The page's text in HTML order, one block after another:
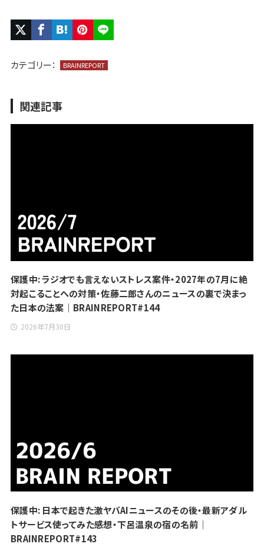
カテゴリー： BRAINREPORT
関連記事
保護中: ラジオでも言えないストレス案件・2027年の7月に絶
対起こることへの対策・佐藤二郎さんのニュースの裏で決まっ
た日本の法案｜BRAINREPORT#144
2026年7月30日
保護中: 日本で起きた激ヤバAIニュースのその後・最新アダル
トサービス使ってみた感想・下呂温泉の宿の名前｜
BRAINREPORT#143